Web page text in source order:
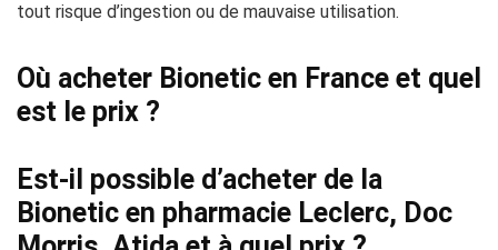
tout risque d’ingestion ou de mauvaise utilisation.
Où acheter Bionetic en France et quel
est le prix ?
Est-il possible d’acheter de la
Bionetic en pharmacie Leclerc, Doc